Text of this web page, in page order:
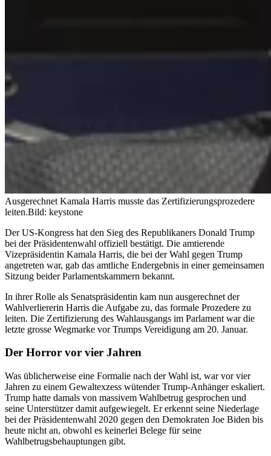
Ausgerechnet Kamala Harris musste das Zertifizierungsprozedere
leiten.Bild: keystone
Der US-Kongress hat den Sieg des Republikaners Donald Trump
bei der Präsidentenwahl offiziell bestätigt. Die amtierende
Vizepräsidentin Kamala Harris, die bei der Wahl gegen Trump
angetreten war, gab das amtliche Endergebnis in einer gemeinsamen
Sitzung beider Parlamentskammern bekannt.
In ihrer Rolle als Senatspräsidentin kam nun ausgerechnet der
Wahlverliererin Harris die Aufgabe zu, das formale Prozedere zu
leiten. Die Zertifizierung des Wahlausgangs im Parlament war die
letzte grosse Wegmarke vor Trumps Vereidigung am 20. Januar.
Der Horror vor vier Jahren
Was üblicherweise eine Formalie nach der Wahl ist, war vor vier
Jahren zu einem Gewaltexzess wütender Trump-Anhänger eskaliert.
Trump hatte damals von massivem Wahlbetrug gesprochen und
seine Unterstützer damit aufgewiegelt. Er erkennt seine Niederlage
bei der Präsidentenwahl 2020 gegen den Demokraten Joe Biden bis
heute nicht an, obwohl es keinerlei Belege für seine
Wahlbetrugsbehauptungen gibt.